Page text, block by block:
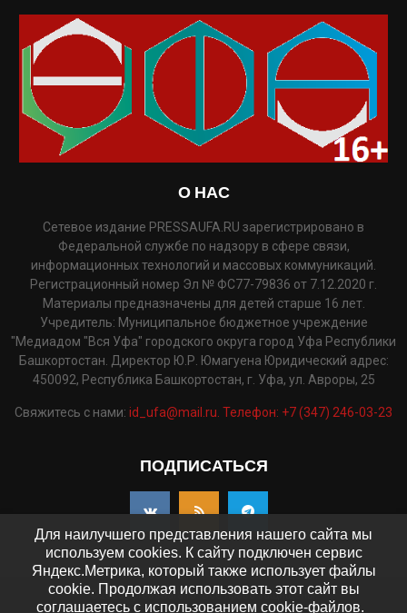
О НАС
Сетевое издание PRESSAUFA.RU зарегистрировано в
Федеральной службе по надзору в сфере связи,
информационных технологий и массовых коммуникаций.
Регистрационный номер Эл № ФС77-79836 от 7.12.2020 г.
Материалы предназначены для детей старше 16 лет.
Учредитель: Муниципальное бюджетное учреждение
"Медиадом "Вся Уфа" городского округа город Уфа Республики
Башкортостан. Директор Ю.Р. Юмагуена Юридический адрес:
450092, Республика Башкортостан, г. Уфа, ул. Авроры, 25
Свяжитесь с нами: id_ufa@mail.ru. Телефон: +7 (347) 246-03-23
ПОДПИСАТЬСЯ
©2025 - pressaufa.ru. Все права защищены.
Для наилучшего представления нашего сайта мы
используем cookies. К сайту подключен сервис
Яндекс.Метрика, который также использует файлы
cookie. Продолжая использовать этот сайт вы
соглашаетесь с использованием cookie-файлов.